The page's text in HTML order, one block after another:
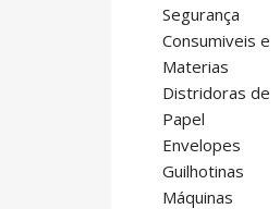
Segurança
Consumiveis e
Materias
Distridoras de
Papel
Envelopes
Guilhotinas
Máquinas